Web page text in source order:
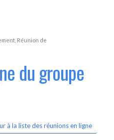
, Réunion de
du groupe
à la liste des réunions en ligne